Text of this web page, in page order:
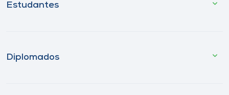
Estudantes
Diplomados